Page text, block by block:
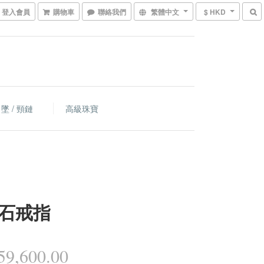
登入會員 購物車 聯絡我們 繁體中文 $ HKD
/ 頸鏈 高級珠寶
戒指